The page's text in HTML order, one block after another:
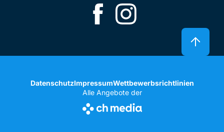
DatenschutzImpressumWettbewerbsrichtlinien
Alle Angebote der